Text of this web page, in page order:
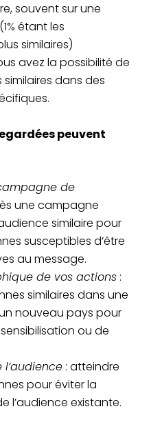
souvent sur une
étant les
similaires)
avez la possibilité de
dans des
peuvent
de
une campagne
similaire pour
susceptibles d’être
au message.
de vos actions:
similaires dans une
nouveau pays pour
ou de
: atteindre
pour éviter la
l’audience existante.